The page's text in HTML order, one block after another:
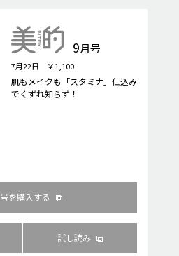
9月号
7月22日 ￥1,100
肌もメイクも「スタミナ」仕込み
でくずれ知らず！
を購入する
試し読み